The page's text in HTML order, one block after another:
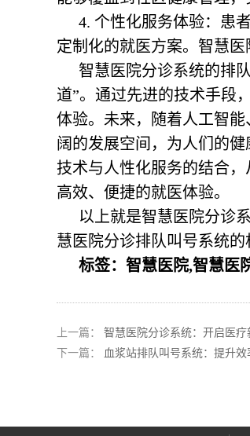
4. 个性化服务体验：患
定制化的就医方案。智慧
智慧医院分诊系统的排
道”。通过先进的技术手段
体验。未来，随着人工智
阔的发展空间，为人们的
技术与人性化服务的结合
高效、便捷的就医体验。
以上就是智慧医院分诊
慧医院分诊排队叫号系统的
标签：智慧医院,智慧医
上一篇： 智慧医院分诊系统：开启医疗
下一篇：
血浆站排队叫号系统：提升效